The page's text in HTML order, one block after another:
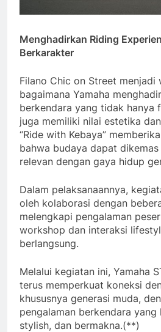
Menghadirkan Riding
Berkarakter
Filano Chic on Street menjadi
bagaimana Yamaha
berkendara yang tidak hanya
juga memiliki nilai estetika
“Ride with Kebaya”
bahwa budaya dapat
relevan dengan gaya hidup
Dalam pelaksanaannya,
oleh kolaborasi dengan
melengkapi pengalaman
workshop dan interaksi
berlangsung.
Melalui kegiatan ini, Yamaha
terus memperkuat koneksi
khususnya generasi muda,
pengalaman berkendara yang
stylish, dan bermakna.(**)